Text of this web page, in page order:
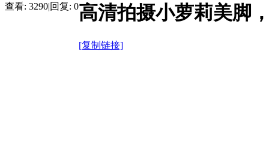
查看: 3290|回复: 0高清拍摄小萝莉美脚
[复制链接]